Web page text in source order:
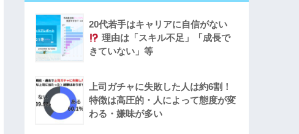
20代若手はキャリアに自信がない
理由は「スキル不足」「成長で
きていない」等
上司ガチャに失敗した人は約6割！
特徴は高圧的・人によって態度が変
わる・嫌味が多い